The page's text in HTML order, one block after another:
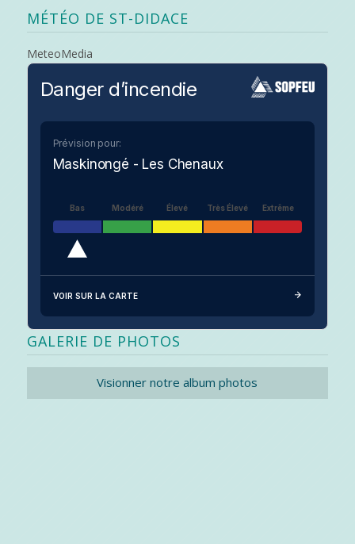
MÉTÉO DE ST-DIDACE
MeteoMedia
Danger d’incendie
Prévision pour:
Maskinongé - Les Chenaux
Bas Modéré Élevé Très Élevé Extrême
VOIR SUR LA CARTE
GALERIE DE PHOTOS
Visionner notre album photos